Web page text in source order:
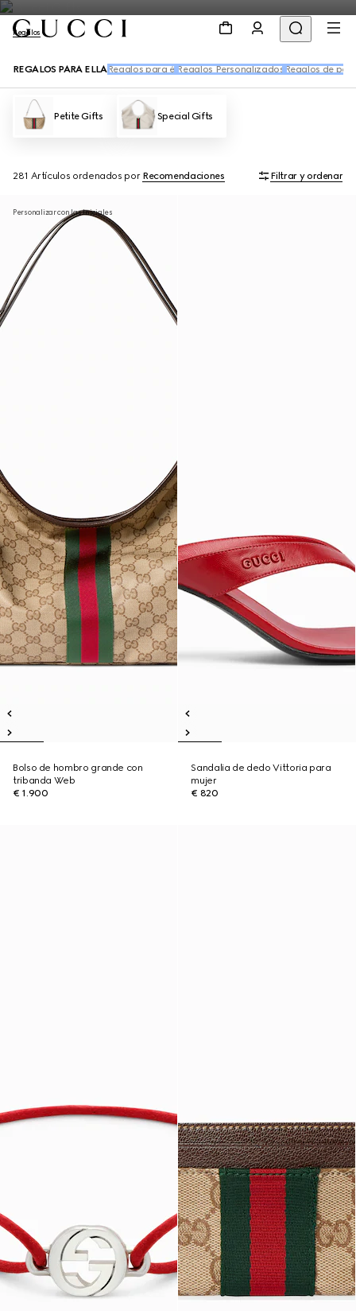
Regalos
REGALOS PARA ELLARegalos para él Regalos Personalizados Regalos de
Petite Gifts Special Gifts
281 Artículos ordenados por Recomendaciones Filtrar y ordenar
Personalizar con las iniciales
Bolso de hombro grande con
tribanda Web
€ 1.900
Sandalia de dedo Vittoria para
mujer
€ 820